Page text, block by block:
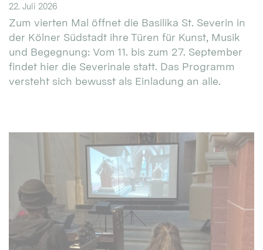
22. Juli 2026
Zum vierten Mal öffnet die Basilika St. Severin in
der Kölner Südstadt ihre Türen für Kunst, Musik
und Begegnung: Vom 11. bis zum 27. September
findet hier die Severinale statt. Das Programm
versteht sich bewusst als Einladung an alle.